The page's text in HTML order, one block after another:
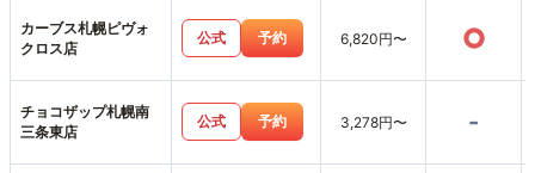
カーブス札幌ピヴォ
クロス店
公式 予約 6,820円〜 ○
チョコザップ札幌南
三条東店
公式 予約 3,278円〜 -